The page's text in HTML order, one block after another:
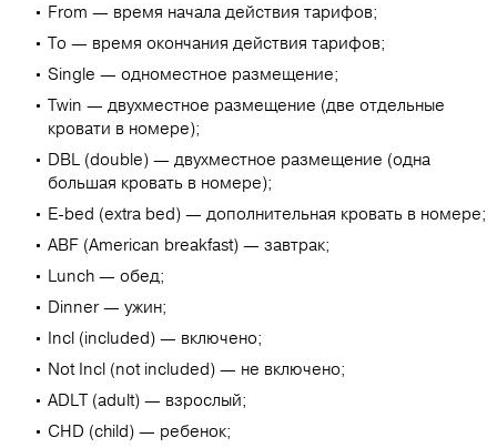
From — время начала действия тарифов;
To — время окончания действия тарифов;
Single — одноместное размещение;
Twin — двухместное размещение (две отдельные
кровати в номере);
DBL (double) — двухместное размещение (одна
большая кровать в номере);
E-bed (extra bed) — дополнительная кровать в номере;
ABF (American breakfast) — завтрак;
Lunch — обед;
Dinner — ужин;
Incl (included) — включено;
Not Incl (not included) — не включено;
ADLT (adult) — взрослый;
CHD (child) — ребенок;